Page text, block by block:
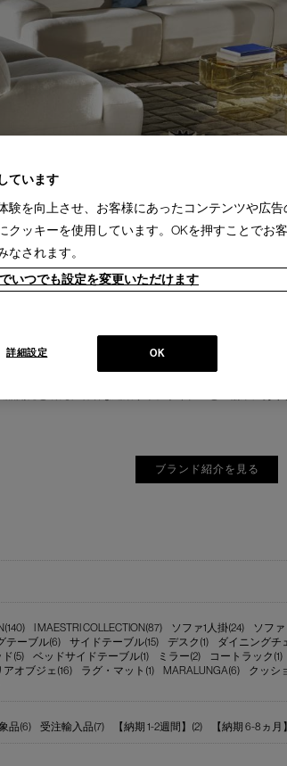
し続けてきた家具業界では数少ないリーディングブラ
などを手掛け、技術力を確かなものとしました。1927
の分野へと転身、その後多くの製品が世界中の最も重
水準のテクノロジーとアルチザン（職人）の技術の継
開発と研究、著名な建築家やデザイナーとの協業にあ
ブランド紹介を見る
I MAESTRI COLLECTION(87) ソファ1人掛(24) ソファ
テーブル(6) サイドテーブル(15) デスク(1) ダイニングチ
(5) ベッドサイドテーブル(1) ミラー(2) コートラック(1)
アオブジェ(16) ラグ・マット(1) MARALUNGA(6) クッシ
品(6) 受注輸入品(7) 【納期 1-2週間】(2) 【納期 6-8ヵ月
ています
験を向上させ、お客様にあったコンテンツや広告
クッキーを使用しています。OKを押すことでお
なされます。
いつでも設定を変更いただけます
OK
詳細設定